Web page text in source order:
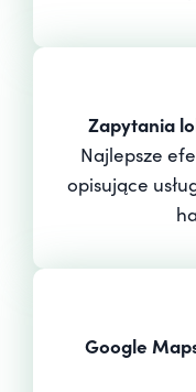
Zapytania
Najlepsze
opisujące
Google